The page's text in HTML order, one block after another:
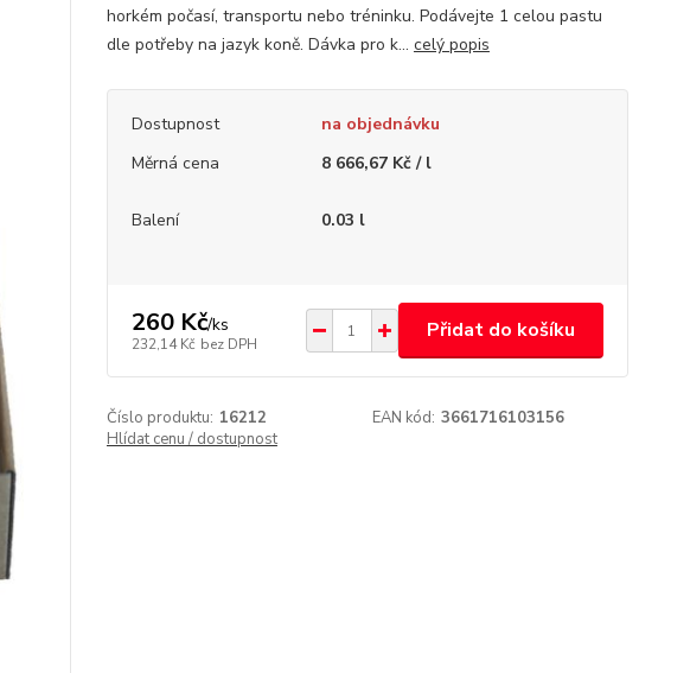
horkém počasí, transportu nebo tréninku. Podávejte 1 celou pastu
dle potřeby na jazyk koně. Dávka pro k... celý popis
Dostupnost
na objednávku
Měrná cena
8 666,67 Kč / l
Balení 0.03 l
260 Kč/ks
232,14 Kč bez DPH
Přidat do košíku
Číslo produktu: 16212 EAN kód: 3661716103156
Hlídat cenu / dostupnost